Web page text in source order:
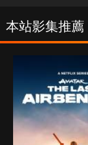
本站影集推薦
氣宗